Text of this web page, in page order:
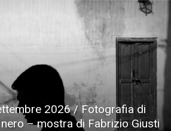
2026 / Fotografia di
– mostra di Fabrizio Giusti